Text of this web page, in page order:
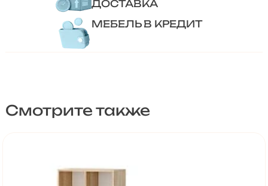
ДОСТАВКА
МЕБЕЛЬ В КРЕДИТ
Смотрите также